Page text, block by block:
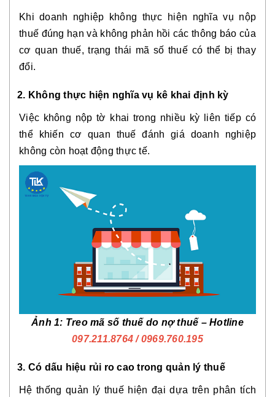
Khi doanh nghiệp không thực hiện nghĩa vụ nộp
thuế đúng hạn và không phản hồi các thông báo của
cơ quan thuế, trạng thái mã số thuế có thể bị thay
đổi.
2. Không thực hiện nghĩa vụ kê khai định kỳ
Việc không nộp tờ khai trong nhiều kỳ liên tiếp có
thể khiến cơ quan thuế đánh giá doanh nghiệp
không còn hoạt động thực tế.
Ảnh 1: Treo mã số thuế do nợ thuế – Hotline
097.211.8764/ 0969.760.195
3. Có dấu hiệu rủi ro cao trong quản lý thuế
Hệ thống quản lý thuế hiện đại dựa trên phân tích